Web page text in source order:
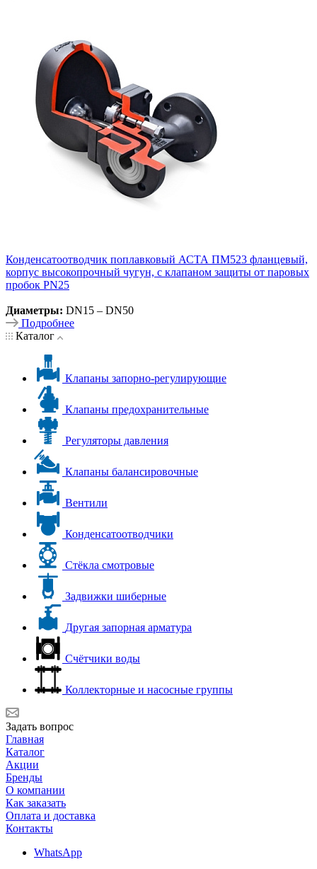
Конденсатоотводчик поплавковый АСТА ПМ523 фланцевый,
корпус высокопрочный чугун, с клапаном защиты от паровых
пробок PN25
Диаметры: DN15 – DN50
Подробнее
Каталог
Клапаны запорно-регулирующие
Клапаны предохранительные
Регуляторы давления
Клапаны балансировочные
Вентили
Конденсатоотводчики
Стёкла смотровые
Задвижки шиберные
Другая запорная арматура
Счётчики воды
Коллекторные и насосные группы
Задать вопрос
Главная
Каталог
Акции
Бренды
О компании
Как заказать
Оплата и доставка
Контакты
WhatsApp